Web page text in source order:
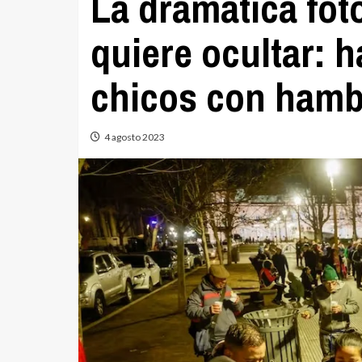
quiere ocultar:
chicos con
4 agosto 2023